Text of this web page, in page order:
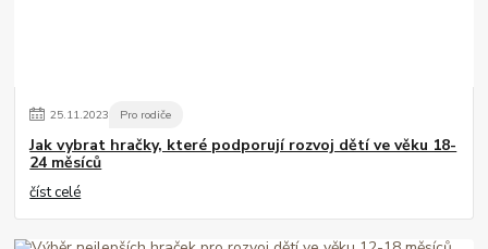
25.11.2023 Pro rodiče
Jak vybrat hračky, které podporují rozvoj dětí ve věku 18-
24 měsíců
číst celé